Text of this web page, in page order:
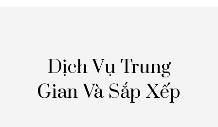
Dịch Vụ Trung
Gian Và Sắp Xếp